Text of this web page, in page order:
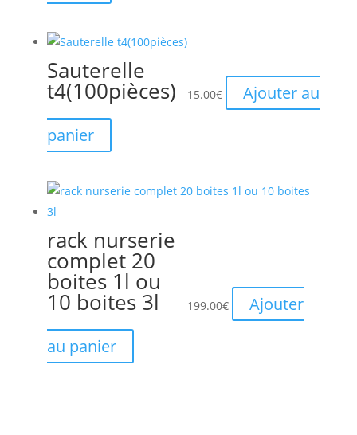
Sauterelle
t4(100pièces) 15.00€
Ajouter au
panier
rack nurserie
complet 20
boites 1l ou
10 boites 3l 199.00€
Ajouter
au panier